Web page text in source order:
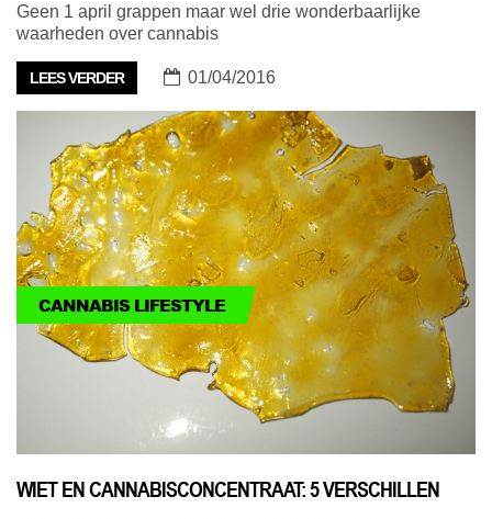
Geen 1 april grappen maar wel drie wonderbaarlijke
waarheden over cannabis
LEES VERDER 01/04/2016
CANNABIS LIFESTYLE
WIET EN CANNABISCONCENTRAAT: 5 VERSCHILLEN